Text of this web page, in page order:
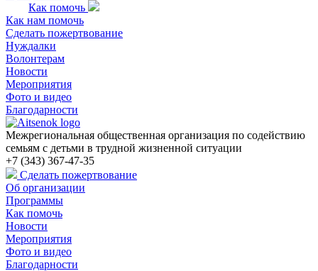
Как помочь
Как нам помочь
Сделать пожертвование
Нуждалки
Волонтерам
Новости
Мероприятия
Фото и видео
Благодарности
Межрегиональная общественная организация по содействию
семьям с детьми в трудной жизненной ситуации
+7 (343) 367-47-35
Сделать пожертвование
Об организации
Программы
Как помочь
Новости
Мероприятия
Фото и видео
Благодарности